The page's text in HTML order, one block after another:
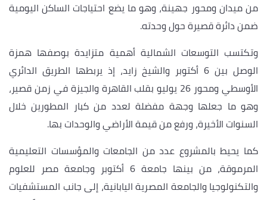
من ميدان ومحور جهينة، وهو ما يضع احتياجات الساكن اليومية
ضمن دائرة قصيرة حول وحدته.
وتكتسب التوسعات الشمالية أهمية متزايدة بوصفها همزة
الوصل بين 6 أكتوبر والشيخ زايد، إذ يربطها الطريق الدائري
الأوسطي ومحور 26 يوليو بقلب القاهرة والجيزة في زمن قصير،
وهو ما جعلها وجهة مفضلة لعدد من كبار المطورين خلال
السنوات الأخيرة، ورفع من قيمة الأراضي والوحدات بها.
كما يحيط بالمشروع عدد من الجامعات والمؤسسات التعليمية
المرموقة، من بينها جامعة 6 أكتوبر وجامعة مصر للعلوم
والتكنولوجيا والجامعة المصرية اليابانية، إلى جانب المستشفيات